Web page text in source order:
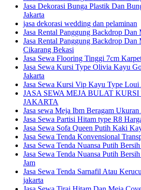
Jasa Dekorasi Bunga Plastik Dan
Jakarta
jasa dekorasi wedding dan pelaminan
Jasa Rental Panggung Backdrop Dan
Jasa Rental Panggung Backdrop Dan
Cikarang Bekasi
Jasa Sewa Flooring Tinggi 7cm
Jasa Sewa Kursi Type Olivia Kayu
Jakarta
Jasa Sewa Kursi Vip Kayu Type
JASA SEWA MEJA BULAT
JAKARTA
Jasa sewa Meja Ibm Beragam
Jasa Sewa Partisi Hitam type R8
Jasa Sewa Sofa Queen Putih Kaki
Jasa Sewa Tenda Konvensional
Jasa Sewa Tenda Nuansa Putih
Jasa Sewa Tenda Nuansa Putih
Jam
Jasa Sewa Tenda Sarnafil Atau
jakarta